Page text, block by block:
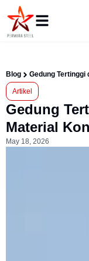
Blog Gedung
Artikel
Gedung
Material
May 18, 2026